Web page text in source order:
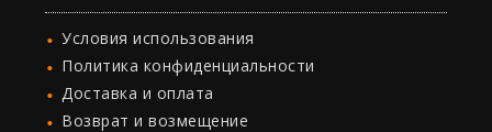
Условия использования
Политика конфиденциальности
Доставка и оплата
Возврат и возмещение